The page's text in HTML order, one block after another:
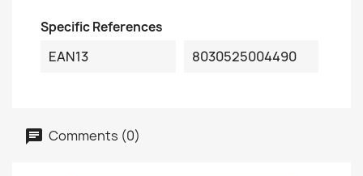
Specific References
EAN13 8030525004490
Comments (0)